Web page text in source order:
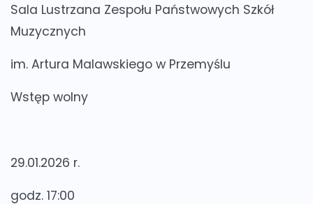
Sala Lustrzana Zespołu Państwowych Szkół
Muzycznych
im. Artura Malawskiego w Przemyślu
Wstęp wolny
29.01.2026 r.
godz. 17:00